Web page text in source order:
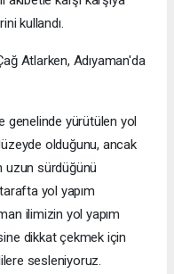
kullandı.
Atlarken, Adıyaman'da
genelinde yürütülen yol
olduğunu, ancak
uzun sürdüğünü
yol yapım
ilimizin yol yapım
dikkat çekmek için
sesleniyoruz.